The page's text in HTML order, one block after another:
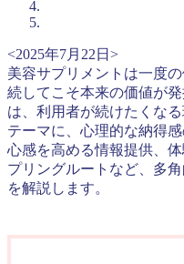
<2025年7月22日>
美容サプリメントは一度
続してこそ本来の価値が
は、利用者が続けたくな
テーマに、心理的な納得
心感を高める情報提供、
プリングルートなど、多
を解説します。